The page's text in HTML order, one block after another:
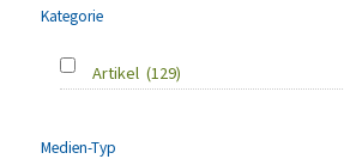
Kategorie
Artikel (129)
Medien-Typ